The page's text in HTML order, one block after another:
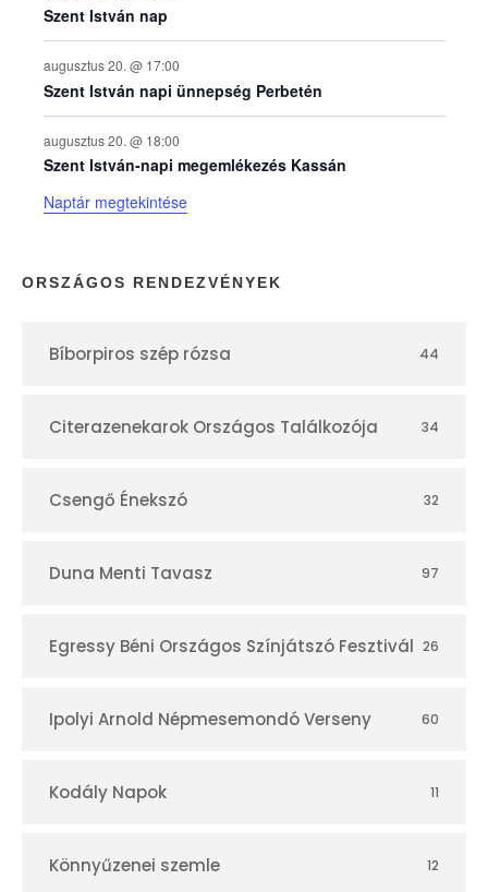
n
a
p
t
r
Szent István nap
augusztus 20. @ 17:00
Szent István napi ünnepség Perbetén
augusztus 20. @ 18:00
Szent István-napi megemlékezés Kassán
Naptár megtekintése
ORSZÁGOS RENDEZVÉNYEK
Bíborpiros szép rózsa 44
Citerazenekarok Országos Találkozója 34
Csengő Énekszó 32
Duna Menti Tavasz 97
Egressy Béni Országos Színjátszó Fesztivál 26
Ipolyi Arnold Népmesemondó Verseny 60
Kodály Napok 11
Könnyűzenei szemle 12